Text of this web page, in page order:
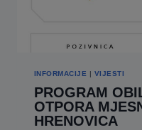
INFORMACIJE VIJESTI
PROGRAM
OTPORA
HRENOVICA